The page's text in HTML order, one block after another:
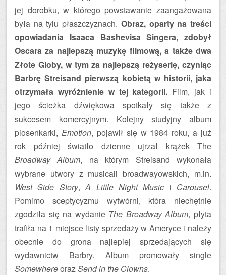
jej dorobku, w którego powstawanie zaangażowana
była na tylu płaszczyznach. Obraz, oparty na treści
opowiadania Isaaca Bashevisa Singera, zdobył
Oscara za najlepszą muzykę filmową, a także dwa
Złote Globy, w tym za najlepszą reżyserię, czyniąc
Barbrę Streisand pierwszą kobietą w historii, jaka
otrzymała wyróżnienie w tej kategorii. Film, jak i
jego ścieżka dźwiękowa spotkały się także z
sukcesem komercyjnym. Kolejny studyjny album
piosenkarki, Emotion, pojawił się w 1984 roku, a już
rok później światło dzienne ujrzał krążek The
Broadway Album, na którym Streisand wykonała
wybrane utwory z musicali broadwayowskich, m.in.
West Side Story,A Little Night Music i Carousel.
Pomimo sceptycyzmu wytwórni, która niechętnie
zgodziła się na wydanie The Broadway Album, płyta
trafiła na 1 miejsce listy sprzedaży w Ameryce i należy
obecnie do grona najlepiej sprzedających się
wydawnictw Barbry. Album promowały single
SomewhereorazSend in the Clowns.